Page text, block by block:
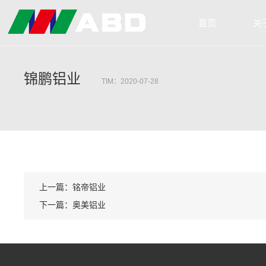
锦鹏铝业 TIM：2020-07-28
上一篇：铭帝铝业
下一篇：奥美铝业